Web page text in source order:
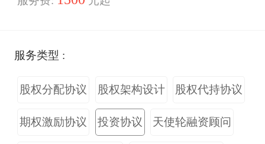
服务类型 :
股权分配协议 股权架构设计 股权代持协议
期权激励协议 投资协议 天使轮融资顾问